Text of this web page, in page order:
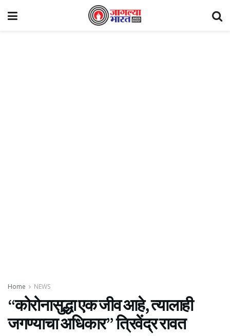
Home NEWS
“कोरोनासुद्धा एक जीव आहे, त्यालाही
जगण्याचा अधिकार” त्रिवेंद्र रावत